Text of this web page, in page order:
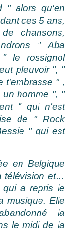
" alors qu'en
ces 5 ans,
chansons,
" Aba
le rossignol
pleuvoir ", "
t'embrasse " ,
un homme ", "
" qui n'est
de " Rock
" qui est
en Belgique
télévision et…
qui a repris le
musique. Elle
la
le midi de la